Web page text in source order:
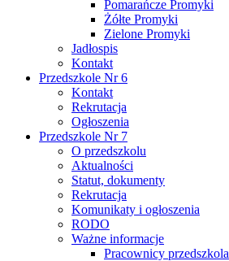
Pomarańcze Promyki
Żółte Promyki
Zielone Promyki
Jadłospis
Kontakt
Przedszkole Nr 6
Kontakt
Rekrutacja
Ogłoszenia
Przedszkole Nr 7
O przedszkolu
Aktualności
Statut, dokumenty
Rekrutacja
Komunikaty i ogłoszenia
RODO
Ważne informacje
Pracownicy przedszkola